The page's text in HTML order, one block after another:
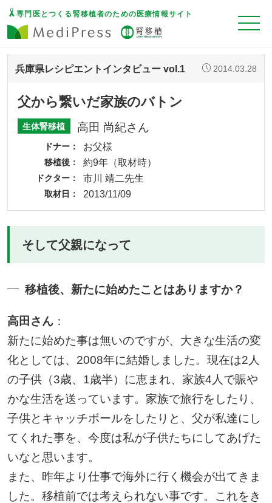
専門医とつくる腎移植者のための医療情報サイト
兵庫県レシピエントインタビュー vol.1 2014.03.28
父から繋いだ家族のバトン
生体腎移植 高田 尚紀さん
ドナー お父様
移植後 約9年（取材時）
ドクター 市川 靖二先生
取材日 2013/11/09
そして父親になって
移植後、新たに始めたことはありますか？
高田さん：
新たに始めた事は無いのですが、大きな生活の変
化としては、2008年に結婚しました。現在は2人
の子供（3歳、1歳半）に恵まれ、家族4人で賑や
かな生活を送っています。家族で旅行をしたり、
子供とキャッチボールをしたりと、父が私達にし
てくれた事を、今度は私が子供たちにしてあげた
いなと思います。
また、昨年より仕事で海外に行く機会が出てきま
した。移植前では考えられない事です。これをき